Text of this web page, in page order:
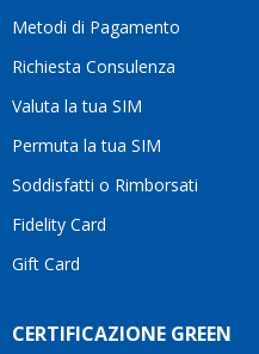
Metodi di Pagamento
Richiesta Consulenza
Valuta la tua SIM
Permuta la tua SIM
Soddisfatti o Rimborsati
Fidelity Card
Gift Card
CERTIFICAZIONE GREEN